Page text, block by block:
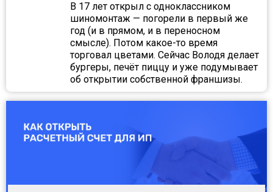
В 17 лет открыл с одноклассником
шиномонтаж — погорели в первый же
год (и в прямом, и в переносном
смысле). Потом какое-то время
торговал цветами. Сейчас Володя делает
бургеры, печёт пиццу и уже подумывает
об открытии собственной франшизы.